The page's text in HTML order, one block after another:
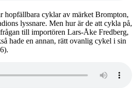
hopfällbara cyklar av märket Brompton,
lyssnare. Men hur är de att cykla på,
till importören Lars-Åke Fredberg,
hade en annan, rätt ovanlig cykel i sin